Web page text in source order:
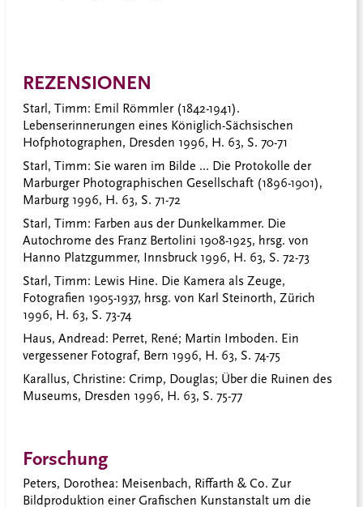
REZENSIONEN
Starl, Timm: Emil Römmler (1842-1941).
Lebenserinnerungen eines Königlich-Sächsischen
Hofphotographen, Dresden 1996, H. 63, S. 70-71
Starl, Timm: Sie waren im Bilde ... Die Protokolle der
Marburger Photographischen Gesellschaft (1896-1901),
Marburg 1996, H. 63, S. 71-72
Starl, Timm: Farben aus der Dunkelkammer. Die
Autochrome des Franz Bertolini 1908-1925, hrsg. von
Hanno Platzgummer, Innsbruck 1996, H. 63, S. 72-73
Starl, Timm: Lewis Hine. Die Kamera als Zeuge,
Fotografien 1905-1937, hrsg. von Karl Steinorth, Zürich
1996, H. 63, S. 73-74
Haus, Andread: Perret, René; Martin Imboden. Ein
vergessener Fotograf, Bern 1996, H. 63, S. 74-75
Karallus, Christine: Crimp, Douglas; Über die Ruinen des
Museums, Dresden 1996, H. 63, S. 75-77
Forschung
Peters, Dorothea: Meisenbach, Riffarth & Co. Zur
Bildproduktion einer Grafischen Kunstanstalt um die